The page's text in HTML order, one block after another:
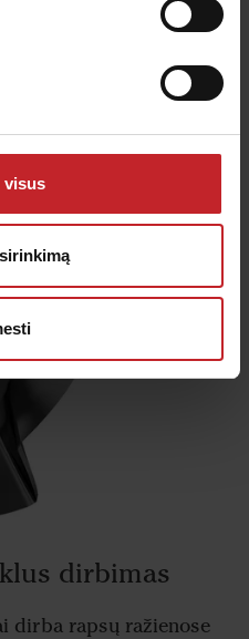
visus
dirbimas
dirba rapsų ražienose